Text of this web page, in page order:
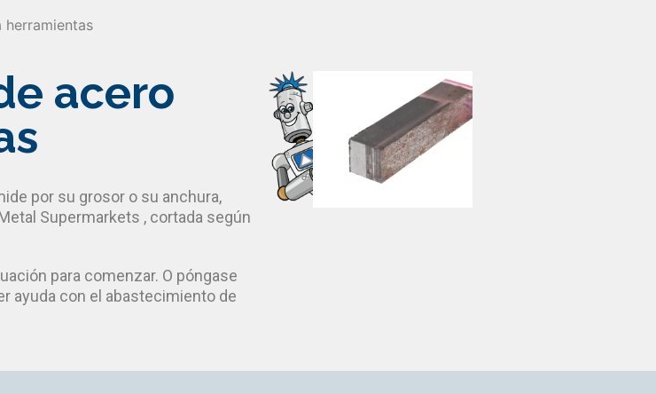
herramientas
acero
por su grosor o su anchura,
Supermarkets , cortada según
para comenzar. O póngase
ayuda con el abastecimiento de